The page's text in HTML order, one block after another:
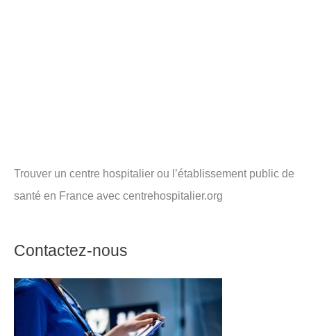
Trouver un centre hospitalier ou l’établissement public de
santé en France avec centrehospitalier.org
Contactez-nous